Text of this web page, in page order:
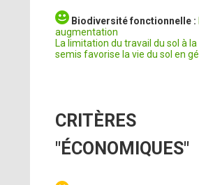
Biodiversité fonctionnelle :
augmentation
La limitation du travail du sol à la
semis favorise la vie du sol en
CRITÈRES
"ÉCONOMIQUES"